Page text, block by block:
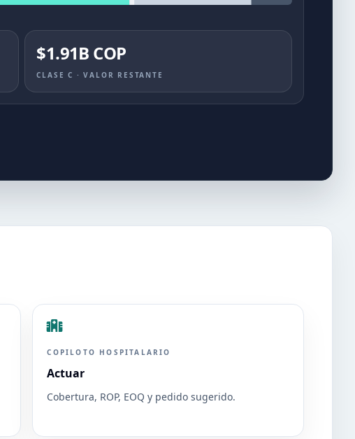
$1.91B COP
CLASE C · VALOR RESTANTE
COPILOTO HOSPITALARIO
Actuar
Cobertura, ROP, EOQ y pedido sugerido.